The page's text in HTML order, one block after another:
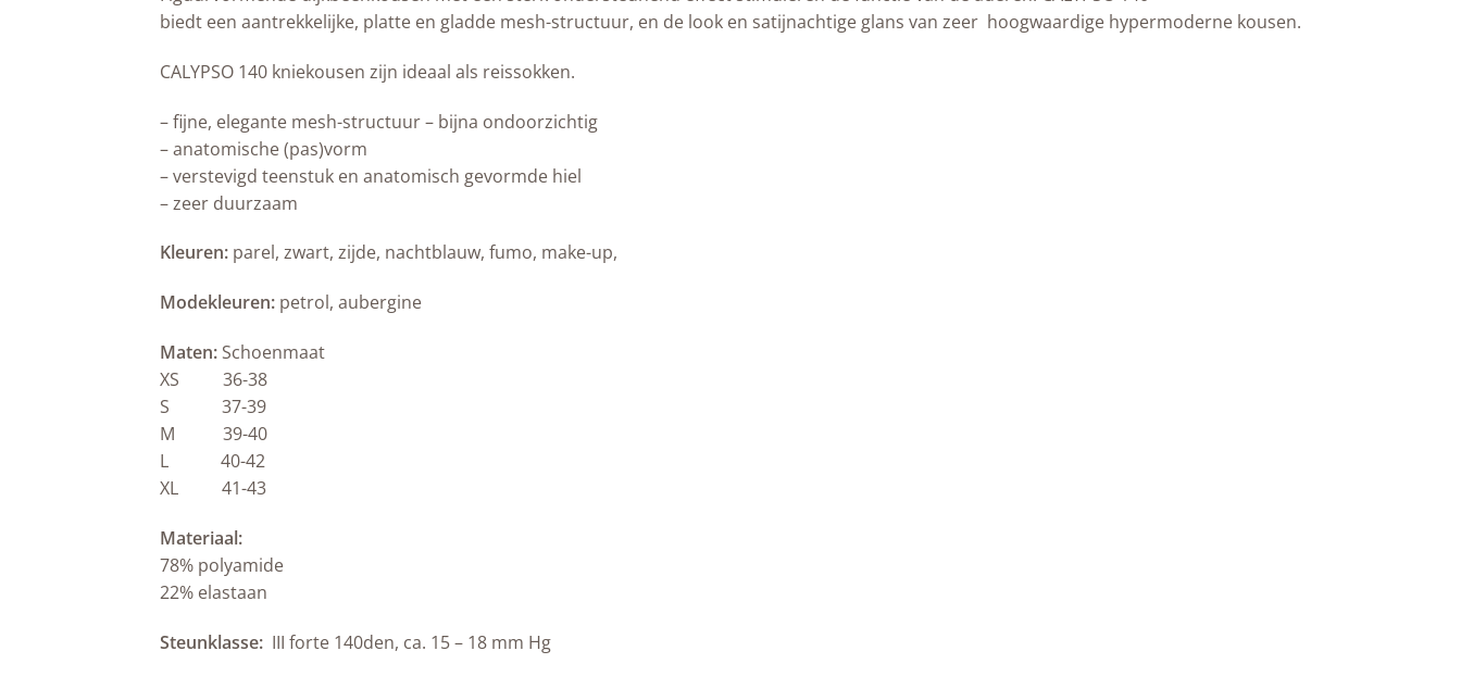
biedt een aantrekkelijke, platte en gladde mesh-structuur, en de look en satijnachtige glans van zeer hoogwaardige hypermoderne kousen.
CALYPSO 140 kniekousen zijn ideaal als reissokken.
– fijne, elegante mesh-structuur – bijna ondoorzichtig
– anatomische (pas)vorm
– verstevigd teenstuk en anatomisch gevormde hiel
– zeer duurzaam
Kleuren: parel, zwart, zijde, nachtblauw, fumo, make-up,
Modekleuren: petrol, aubergine
Maten: Schoenmaat
XS 36-38
S 37-39
M 39-40
L 40-42
XL 41-43
Materiaal:
78% polyamide
22% elastaan
Steunklasse: III forte 140den, ca. 15 – 18 mm Hg